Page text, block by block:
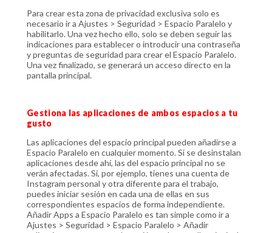
Para crear esta zona de privacidad exclusiva solo es
necesario ir a Ajustes > Seguridad > Espacio Paralelo y
habilitarlo. Una vez hecho ello, solo se deben seguir las
indicaciones para establecer o introducir una contraseña
y preguntas de seguridad para crear el Espacio Paralelo.
Una vez finalizado, se generará un acceso directo en la
pantalla principal.
Gestiona las aplicaciones de ambos espacios a tu
gusto
Las aplicaciones del espacio principal pueden añadirse a
Espacio Paralelo en cualquier momento. Si se desinstalan
aplicaciones desde ahí, las del espacio principal no se
verán afectadas. Si, por ejemplo, tienes una cuenta de
Instagram personal y otra diferente para el trabajo,
puedes iniciar sesión en cada una de ellas en sus
correspondientes espacios de forma independiente.
Añadir Apps a Espacio Paralelo es tan simple como ir a
Ajustes > Seguridad > Espacio Paralelo > Añadir